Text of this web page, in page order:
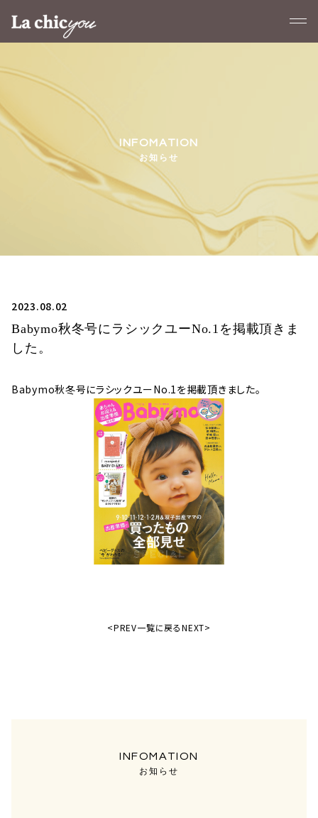
お知らせ
2023.08.02
Babymo秋冬号にラシックユーNo.1を掲載頂きま
した。
Babymo秋冬号にラシックユーNo.1を掲載頂きました。
<PREV一覧に戻るNEXT>
お知らせ